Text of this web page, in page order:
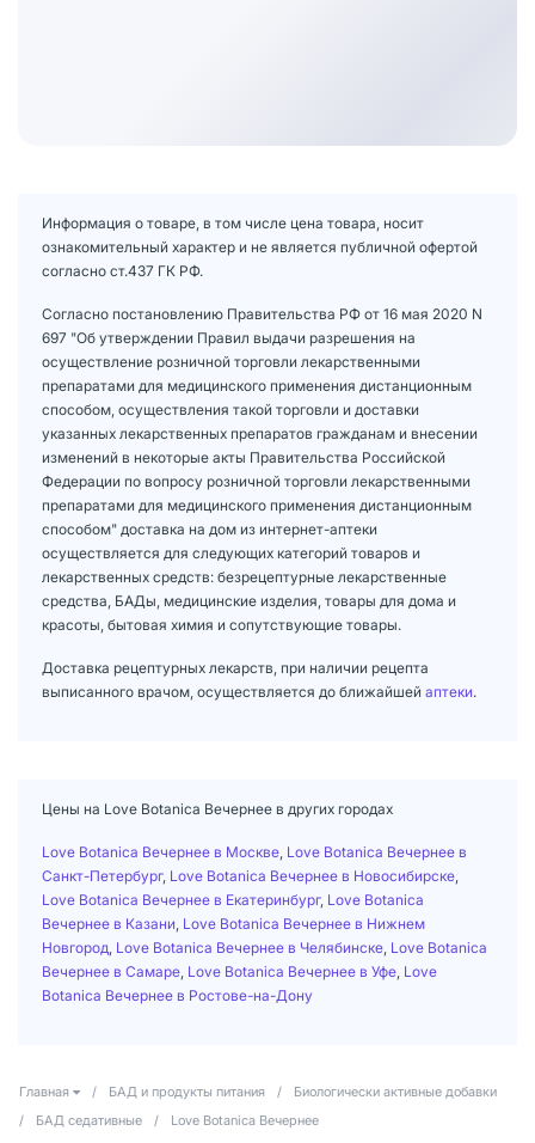
Информация о товаре, в том числе цена товара, носит
ознакомительный характер и не является публичной офертой
согласно ст.437 ГК РФ.
Согласно постановлению Правительства РФ от 16 мая 2020 N
697 "Об утверждении Правил выдачи разрешения на
осуществление розничной торговли лекарственными
препаратами для медицинского применения дистанционным
способом, осуществления такой торговли и доставки
указанных лекарственных препаратов гражданам и внесении
изменений в некоторые акты Правительства Российской
Федерации по вопросу розничной торговли лекарственными
препаратами для медицинского применения дистанционным
способом" доставка на дом из интернет-аптеки
осуществляется для следующих категорий товаров и
лекарственных средств: безрецептурные лекарственные
средства, БАДы, медицинские изделия, товары для дома и
красоты, бытовая химия и сопутствующие товары.
Доставка рецептурных лекарств, при наличии рецепта
выписанного врачом, осуществляется до ближайшей аптеки.
Цены на Love Botanica Вечернее в других городах
Love Botanica Вечернее в Москве Love Botanica Вечернее в
Санкт-Петербург, Love Botanica Вечернее в Новосибирске
Love Botanica Вечернее в Екатеринбург, Love Botanica
Вечернее в Казани Love Botanica Вечернее в Нижнем
Новгород Love Botanica Вечернее в Челябинске Love Botanica
Вечернее в Самаре Love Botanica Вечернее в Уфе Love
Botanica Вечернее в Ростове-на-Дону
Главная / БАД и продукты питания /
Биологически активные добавки
/
БАД седативные / Love Botanica Вечернее